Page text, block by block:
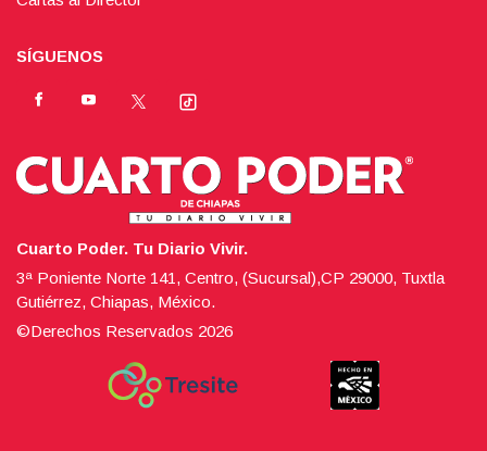
SÍGUENOS
Cuarto Poder. Tu Diario Vivir.
3ª Poniente Norte 141, Centro, (Sucursal),CP 29000, Tuxtla
Gutiérrez, Chiapas, México.
©Derechos Reservados 2026